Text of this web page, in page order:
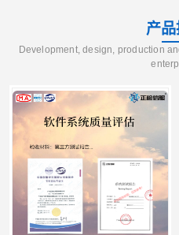
产
Development, design, production